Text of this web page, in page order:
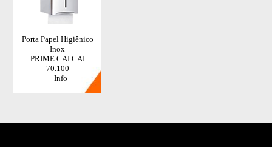
Porta Papel Higiênico
Inox
PRIME CAI CAI
70.100
+ Info